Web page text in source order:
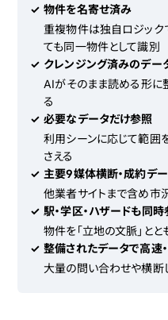
✓ 物件を名寄せ済み
重複物件は独自ロジック
ても同一物件として識別
✓ クレンジング済みのデー
AIがそのまま読める形に
る
✓ 必要なデータだけ参照
利用シーンに応じて範囲
さえる
✓ 主要9媒体横断・成約デ
他業者サイトまで含め市
✓ 駅・学区・ハザードも同
物件を「立地の文脈」と
✓ 整備されたデータで高速
大量の問い合わせや横断